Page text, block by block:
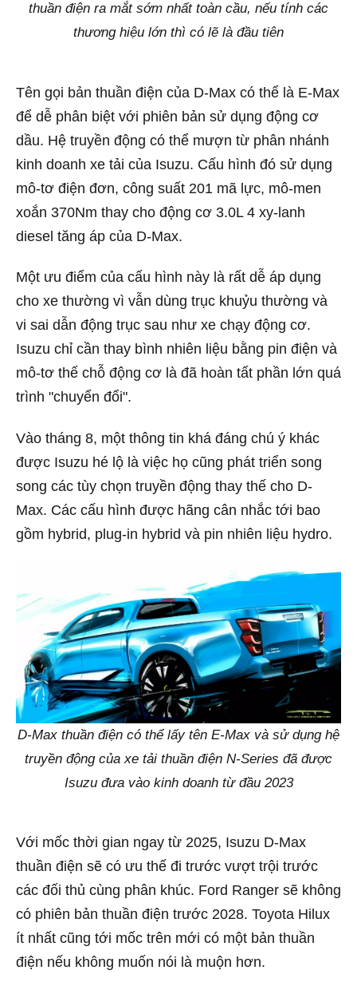
thuần điện ra mắt sớm nhất toàn cầu, nếu tính các
thương hiệu lớn thì có lẽ là đầu tiên
Tên gọi bản thuần điện của D-Max có thể là E-Max
để dễ phân biệt với phiên bản sử dụng động cơ
dầu. Hệ truyền động có thể mượn từ phân nhánh
kinh doanh xe tải của Isuzu. Cấu hình đó sử dụng
mô-tơ điện đơn, công suất 201 mã lực, mô-men
xoắn 370Nm thay cho động cơ 3.0L 4 xy-lanh
diesel tăng áp của D-Max.
Một ưu điểm của cấu hình này là rất dễ áp dụng
cho xe thường vì vẫn dùng trục khuỷu thường và
vi sai dẫn động trục sau như xe chạy động cơ.
Isuzu chỉ cần thay bình nhiên liệu bằng pin điện và
mô-tơ thế chỗ động cơ là đã hoàn tất phần lớn quá
trình "chuyển đổi".
Vào tháng 8, một thông tin khá đáng chú ý khác
được Isuzu hé lộ là việc họ cũng phát triển song
song các tùy chọn truyền động thay thế cho D-
Max. Các cấu hình được hãng cân nhắc tới bao
gồm hybrid, plug-in hybrid và pin nhiên liệu hydro.
D-Max thuần điện có thể lấy tên E-Max và sử dụng hệ
truyền động của xe tải thuần điện N-Series đã được
Isuzu đưa vào kinh doanh từ đầu 2023
Với mốc thời gian ngay từ 2025, Isuzu D-Max
thuần điện sẽ có ưu thế đi trước vượt trội trước
các đối thủ cùng phân khúc. Ford Ranger sẽ không
có phiên bản thuần điện trước 2028. Toyota Hilux
ít nhất cũng tới mốc trên mới có một bản thuần
điện nếu không muốn nói là muộn hơn.